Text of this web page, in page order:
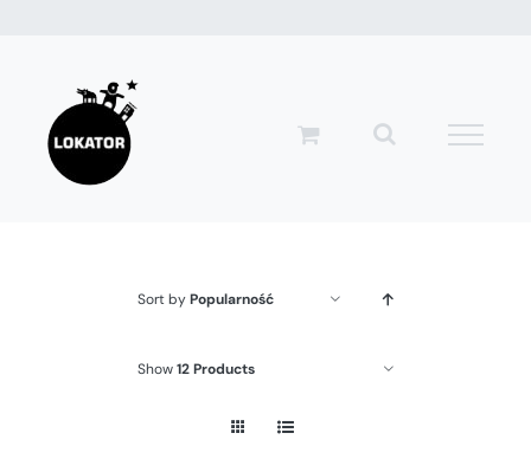
zawartości
Sort byPopularność
Show12 Products